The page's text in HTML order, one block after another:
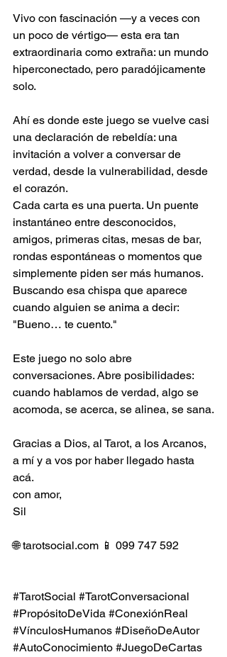
Vivo con fascinación —y a veces con
un poco de vértigo— esta era tan
extraordinaria como extraña: un mundo
hiperconectado, pero paradójicamente
solo.
Ahí es donde este juego se vuelve casi
una declaración de rebeldía: una
invitación a volver a conversar de
verdad, desde la vulnerabilidad, desde
el corazón.
Cada carta es una puerta. Un puente
instantáneo entre desconocidos,
amigos, primeras citas, mesas de bar,
rondas espontáneas o momentos que
simplemente piden ser más humanos.
Buscando esa chispa que aparece
cuando alguien se anima a decir:
"Bueno… te cuento."
Este juego no solo abre
conversaciones. Abre posibilidades:
cuando hablamos de verdad, algo se
acomoda, se acerca, se alinea, se sana.
Gracias a Dios, al Tarot, a los Arcanos,
a mí y a vos por haber llegado hasta
acá.
con amor,
Sil
🌐 tarotsocial.com 📱 099 747 592
#TarotSocial #TarotConversacional
#PropósitoDeVida #ConexiónReal
#VínculosHumanos #DiseñoDeAutor
#AutoConocimiento #JuegoDeCartas